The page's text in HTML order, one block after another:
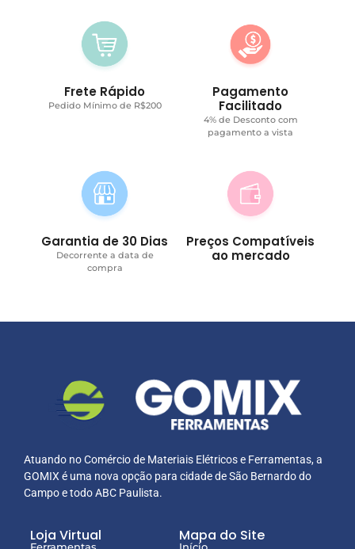
Frete Rápido
Pedido Mínimo de R$200
Pagamento
Facilitado
4% de Desconto com
pagamento a vista
Garantia de 30 Dias
Decorrente a data de
compra
Preços Compatíveis
ao mercado
Atuando no Comércio de Materiais Elétricos e Ferramentas, a
GOMIX é uma nova opção para cidade de São Bernardo do
Campo e todo ABC Paulista.
Loja Virtual
Ferramentas
Mapa do Site
Início